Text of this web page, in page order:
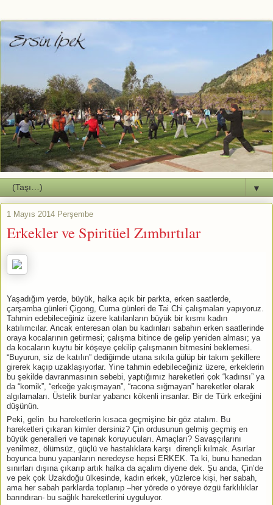
▼
1 Mayıs 2014 Perşembe
Erkekler ve Spiritüel Zımbırtılar
Yaşadığım yerde, büyük, halka açık bir parkta, erken saatlerde,
çarşamba günleri Çigong, Cuma günleri de Tai Chi çalışmaları yapıyoruz.
Tahmin edebileceğiniz üzere katılanların büyük bir kısmı kadın
katılımcılar. Ancak enteresan olan bu kadınları sabahın erken saatlerinde
oraya kocalarının getirmesi; çalışma bitince de gelip yeniden alması; ya
da kocaların kuytu bir köşeye çekilip çalışmanın bitmesini beklemesi.
“Buyurun, siz de katılın” dediğimde utana sıkıla gülüp bir takım şekillere
girerek kaçıp uzaklaşıyorlar. Yine tahmin edebileceğiniz üzere, erkeklerin
bu şekilde davranmasının sebebi, yaptığımız hareketleri çok “kadınsı” ya
da “komik”, “erkeğe yakışmayan”, “racona sığmayan” hareketler olarak
algılamaları. Üstelik bunlar yabancı kökenli insanlar. Bir de Türk erkeğini
düşünün.
Peki, gelin bu hareketlerin kısaca geçmişine bir göz atalım. Bu
hareketleri çıkaran kimler dersiniz? Çin ordusunun gelmiş geçmiş en
büyük generalleri ve tapınak koruyucuları. Amaçları? Savaşçılarını
yenilmez, ölümsüz, güçlü ve hastalıklara karşı dirençli kılmak. Asırlar
boyunca bunu yapanların neredeyse hepsi ERKEK. Ta ki, bunu hanedan
sınırları dışına çıkarıp artık halka da açalım diyene dek. Şu anda, Çin’de
ve pek çok Uzakdoğu ülkesinde, kadın erkek, yüzlerce kişi, her sabah,
ama her sabah parklarda toplanıp –her yörede o yöreye özgü farklılıklar
barındıran- bu sağlık hareketlerini uyguluyor.